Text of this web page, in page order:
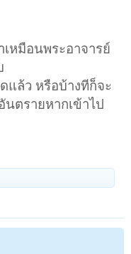
หมือนพระอาจารย์
แล้ว หรือบ้างทีก็จะ
นตรายหากเข้าไป